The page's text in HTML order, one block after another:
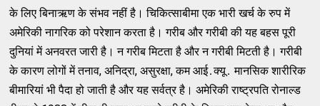
के लिए बिनाऋण के संभव नहीं है। चिकित्‍साबीमा एक भारी खर्च के रुप में
अमेरिकी नागरिक को परेशान करता है। गरीब और गरीबी की यह बहस पूरी
दुनियां में अनवरत जारी है। न गरीब मिटता है और न गरीबी मिटती है। गरीबी
के कारण लोगों में तनाव, अनिद्रा, असुरक्षा, कम आई․क्‍यू․ मानसिक शारीरिक
बीमारियां भी पैदा हो जाती है और यह सर्वत्र है। अमेरिकी राष्ट्रपति रोनाल्‍ड